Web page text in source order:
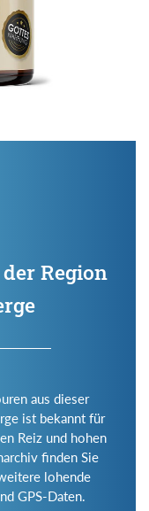
Region
aus dieser
ist bekannt für
Reiz und hohen
finden Sie
lohende
GPS-Daten.